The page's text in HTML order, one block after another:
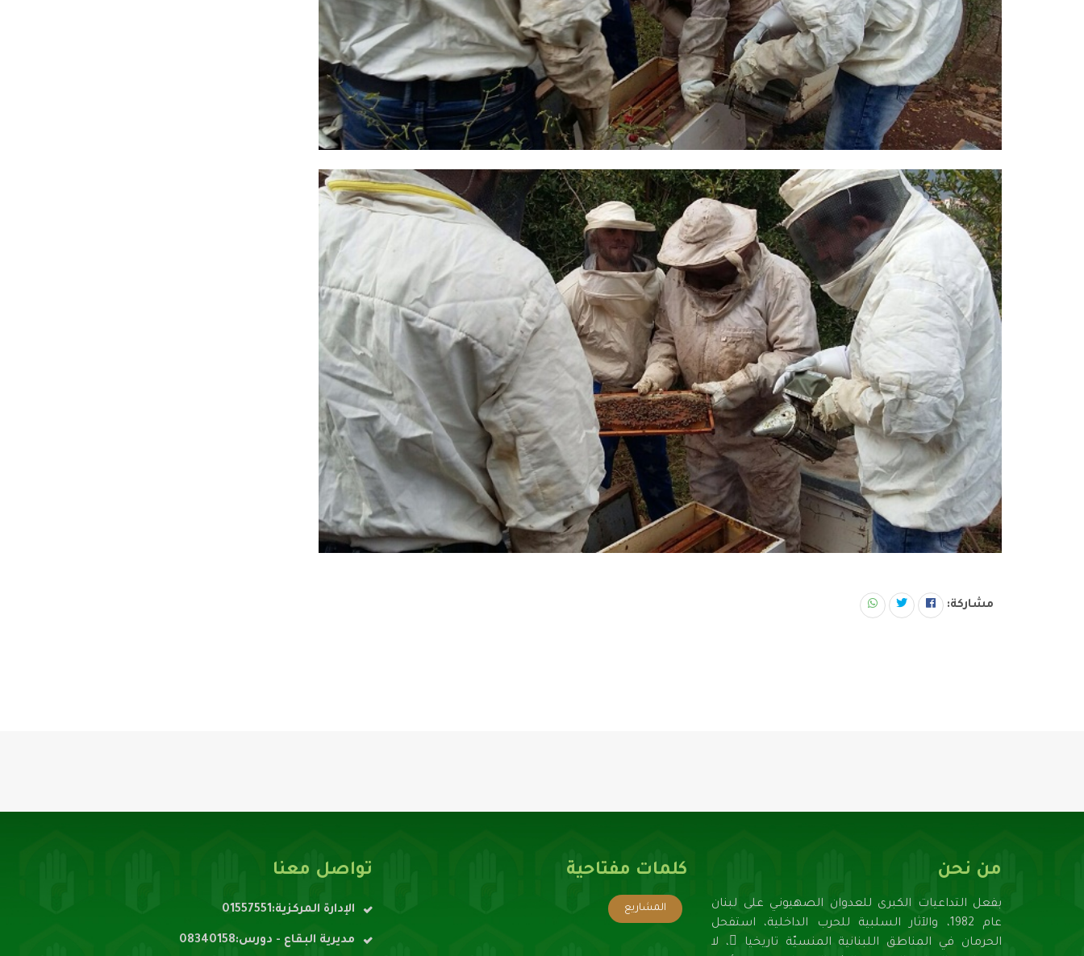
مشاركة:
من نحن
بفعل التداعيات الكبرى للعدوان الصهيونـي على لبنان
عام 1982، والآثار السلبية للحرب الداخلية، استفحل
الحرمان في المناطق اللبنانية المنسيّة تاريخيا ً، لا
كلمات مفتاحية
المشاريع
تواصل معنا
الإدارة المركزية:01557551
مديرية البقاع - دورس:08340158